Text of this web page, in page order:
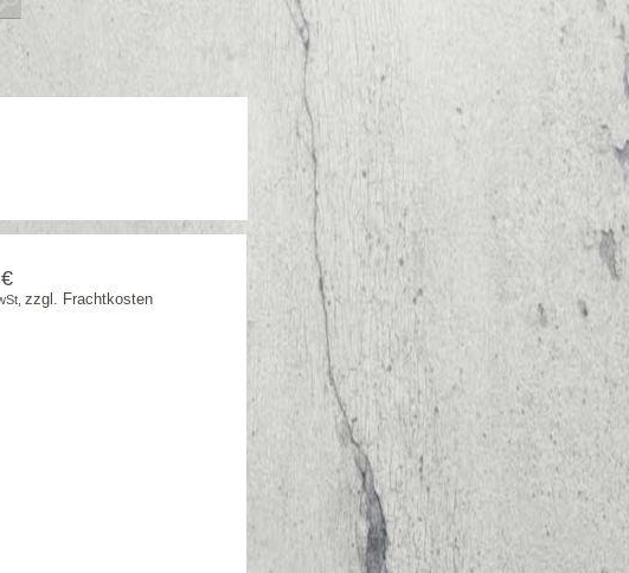
zzgl. Frachtkosten